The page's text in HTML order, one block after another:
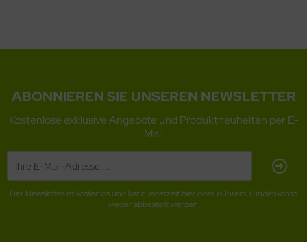
ABONNIEREN SIE UNSEREN NEWSLETTER
Kostenlose exklusive Angebote und Produktneuheiten per E-
Mail
Der Newsletter ist kostenlos und kann jederzeit hier oder in Ihrem Kundenkonto
wieder abbestellt werden.